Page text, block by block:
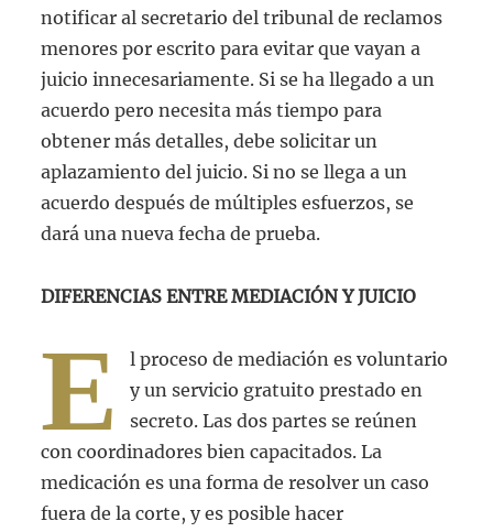
notificar al secretario del tribunal de reclamos
menores por escrito para evitar que vayan a
juicio innecesariamente. Si se ha llegado a un
acuerdo pero necesita más tiempo para
obtener más detalles, debe solicitar un
aplazamiento del juicio. Si no se llega a un
acuerdo después de múltiples esfuerzos, se
dará una nueva fecha de prueba.
DIFERENCIAS ENTRE MEDIACIÓN Y JUICIO
E
l proceso de mediación es voluntario
y un servicio gratuito prestado en
secreto. Las dos partes se reúnen
con coordinadores bien capacitados. La
medicación es una forma de resolver un caso
fuera de la corte, y es posible hacer